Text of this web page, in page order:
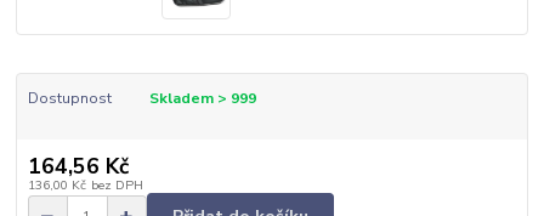
Dostupnost Skladem > 999
164,56 Kč
136,00 Kč bez DPH